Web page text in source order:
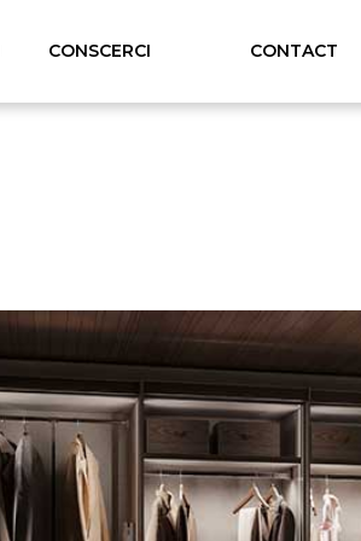
CONSCERCI CONTACT